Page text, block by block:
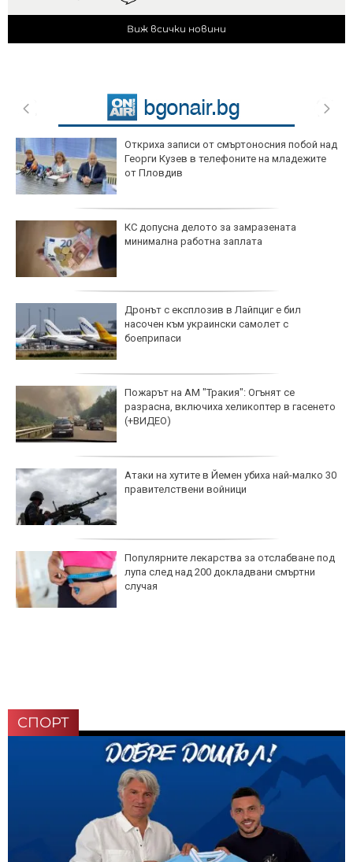
Виж всички новини
Откриха записи от смъртоносния побой над
Георги Кузев в телефоните на младежите
от Пловдив
КС допусна делото за замразената
минимална работна заплата
Дронът с експлозив в Лайпциг е бил
насочен към украински самолет с
боеприпаси
Пожарът на АМ "Тракия": Огънят се
разрасна, включиха хеликоптер в гасенето
(+ВИДЕО)
Атаки на хутите в Йемен убиха най-малко 30
правителствени войници
Популярните лекарства за отслабване под
лупа след над 200 докладвани смъртни
случая
СПОРТ